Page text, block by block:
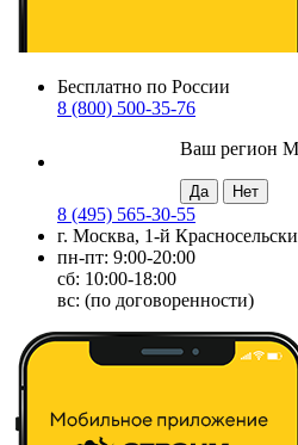
Бесплатно по России
8 (800) 500-35-76
Ваш регион
8 (495) 565-30-55
г. Москва, 1-й
пн-пт: 9:00-20:00
сб: 10:00-18:00
вс: (по договоренности)